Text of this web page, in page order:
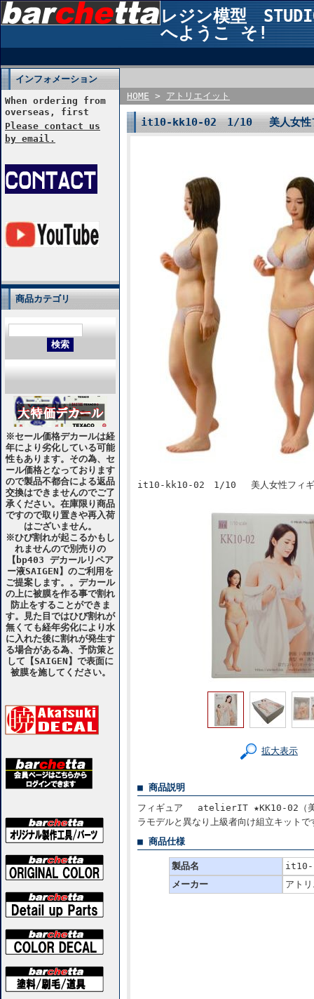
レジン模型
へようこ そ!
インフォメーション
When ordering from
overseas, first
Please contact us
by email.
商品カテゴリ
※セール価格デカールは経
年により劣化している可能
性もあります。その為、セ
ール価格となっております
ので製品不都合による返品
交換はできませんのでご了
承ください。在庫限り商品
ですので取り置きや再入荷
はございません。
※ひび割れが起こるかもし
れませんので別売りの
【bp403 デカールリペア
ー液SAIGEN】のご利用を
ご提案します。。デカール
の上に被膜を作る事で割れ
防止をすることができま
す。見た目ではひび割れが
無くても経年劣化により水
に入れた後に割れが発生す
る場合がある為、予防策と
して【SAIGEN】で表面に
被膜を施してください。
HOME > アトリエイット
it10-kk10-02 1/10 美人女
it10-kk10-02 1/10 美人女性フ
拡大表示
■ 商品説明
フィギュア atelierIT ★KK10-02（美
ラモデルと異なり上級者向け組立キット
■ 商品仕様
製品名
it10-
メーカー
アト